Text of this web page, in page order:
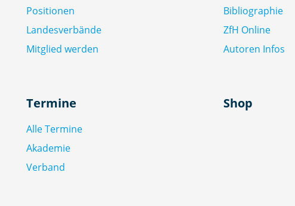
Positionen
Landesverbände
Mitglied werden
Bibliographie
ZfH Online
Autoren Infos
Termine
Alle Termine
Akademie
Verband
Shop